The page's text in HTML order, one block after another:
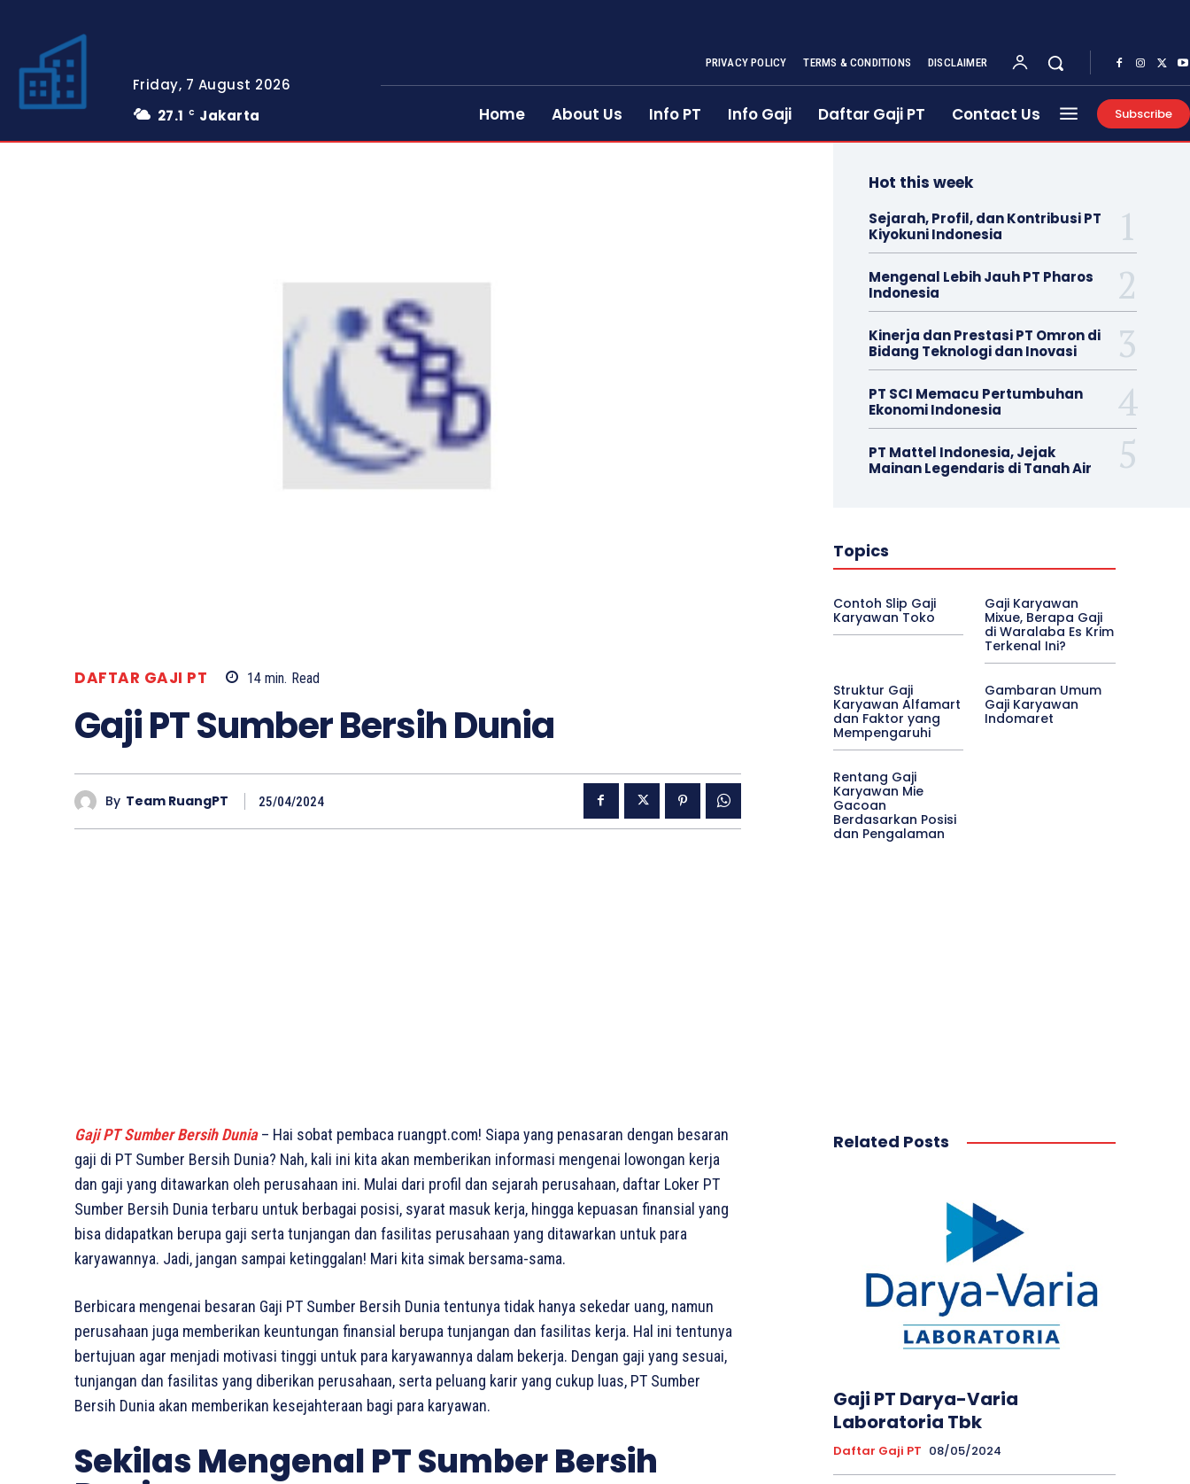
Friday, 7 August 2026
27.1
C Jakarta
PRIVACY POLICY TERMS & CONDITIONS DISCLAIMER
Home About Us Info PT Info Gaji Daftar Gaji PT Contact Us Subscribe
DAFTAR GAJI PT 14 min. Read
Gaji PT Sumber Bersih Dunia
By Team RuangPT 25/04/2024
Gaji PT Sumber Bersih Dunia– Hai sobat pembaca ruangpt.com! Siapa yang penasaran dengan besaran
gaji di PT Sumber Bersih Dunia? Nah, kali ini kita akan memberikan informasi mengenai lowongan kerja
dan gaji yang ditawarkan oleh perusahaan ini. Mulai dari profil dan sejarah perusahaan, daftar Loker PT
Sumber Bersih Dunia terbaru untuk berbagai posisi, syarat masuk kerja, hingga kepuasan finansial yang
bisa didapatkan berupa gaji serta tunjangan dan fasilitas perusahaan yang ditawarkan untuk para
karyawannya. Jadi, jangan sampai ketinggalan! Mari kita simak bersama-sama.
Berbicara mengenai besaran Gaji PT Sumber Bersih Dunia tentunya tidak hanya sekedar uang, namun
perusahaan juga memberikan keuntungan finansial berupa tunjangan dan fasilitas kerja. Hal ini tentunya
bertujuan agar menjadi motivasi tinggi untuk para karyawannya dalam bekerja. Dengan gaji yang sesuai,
tunjangan dan fasilitas yang diberikan perusahaan, serta peluang karir yang cukup luas, PT Sumber
Bersih Dunia akan memberikan kesejahteraan bagi para karyawan.
Sekilas Mengenal PT Sumber Bersih
Hot this week
Sejarah, Profil, dan Kontribusi PT
Kiyokuni Indonesia
Mengenal Lebih Jauh PT Pharos
Indonesia
Kinerja dan Prestasi PT Omron di
Bidang Teknologi dan Inovasi
PT SCI Memacu Pertumbuhan
Ekonomi Indonesia
PT Mattel Indonesia, Jejak
Mainan Legendaris di Tanah Air
Topics
Contoh Slip Gaji
Karyawan Toko
Gaji Karyawan
Mixue, Berapa Gaji
di Waralaba Es Krim
Terkenal Ini?
Struktur Gaji
Karyawan Alfamart
dan Faktor yang
Mempengaruhi
Gambaran Umum
Gaji Karyawan
Indomaret
Rentang Gaji
Karyawan Mie
Gacoan
Berdasarkan Posisi
dan Pengalaman
Related Posts
Gaji PT Darya-Varia
Laboratoria Tbk
Daftar Gaji PT 08/05/2024